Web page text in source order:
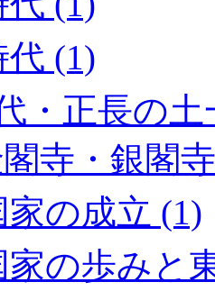
代 (1)
・正長の
寺・銀閣
家の成立 (1)
家の歩みと